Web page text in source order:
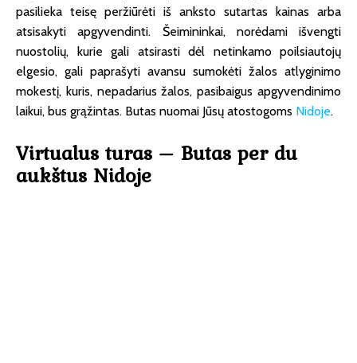
pasilieka teisę peržiūrėti iš anksto sutartas kainas arba
atsisakyti apgyvendinti. Šeimininkai, norėdami išvengti
nuostolių, kurie gali atsirasti dėl netinkamo poilsiautojų
elgesio, gali paprašyti avansu sumokėti žalos atlyginimo
mokestį, kuris, nepadarius žalos, pasibaigus apgyvendinimo
laikui, bus grąžintas. Butas nuomai Jūsų atostogoms Nidoje.
Virtualus turas – Butas per du
aukštus Nidoje